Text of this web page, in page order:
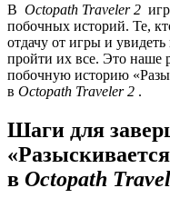
В Octopath Traveler 2
побочных историй. Те,
отдачу от игры и
пройти их все. Это наше
побочную историю
в Octopath Traveler 2 .
Шаги для
в Octopath